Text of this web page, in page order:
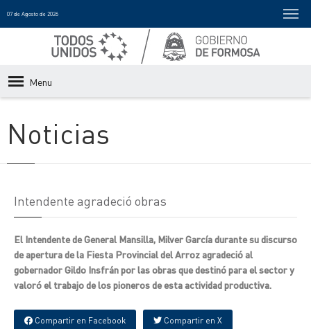
07 de Agosto de 2026
Menu
Noticias
Intendente agradeció obras
El Intendente de General Mansilla, Milver García durante su discurso
de apertura de la Fiesta Provincial del Arroz agradeció al
gobernador Gildo Insfrán por las obras que destinó para el sector y
valoró el trabajo de los pioneros de esta actividad productiva.
Compartir en Facebook Compartir en X